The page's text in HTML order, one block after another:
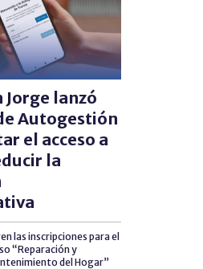
Jorge lanzó
Autogestión
el acceso a
la
las inscripciones para el
“Reparación y
del Hogar”